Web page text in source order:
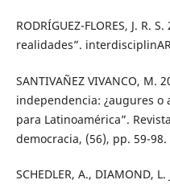
RODRÍGUEZ-FLORES, J. R.
realidades”.
SANTIVAÑEZ VIVANCO,
independencia: ¿augures o
para Latinoamérica”.
democracia, (56), pp. 59-98.
SCHEDLER, A., DIAMOND,